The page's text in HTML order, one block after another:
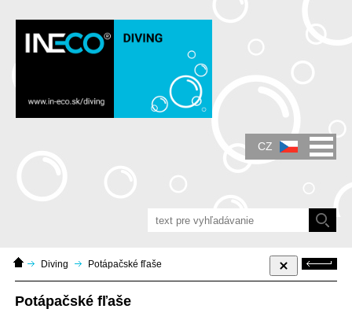
ECO dmychadla, vývěvy, průtokoměry
Domácí
stránka
Diving Potápačské fľaše Zpět
Potápačské fľaše
CZ